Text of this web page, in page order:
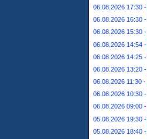
06.08.2026 17:30 -
06.08.2026 16:30 -
06.08.2026 15:30 -
06.08.2026 14:54 -
06.08.2026 14:25 -
06.08.2026 13:20 -
06.08.2026 11:30 -
06.08.2026 10:30 -
06.08.2026 09:00 -
05.08.2026 19:30 -
05.08.2026 18:40 -